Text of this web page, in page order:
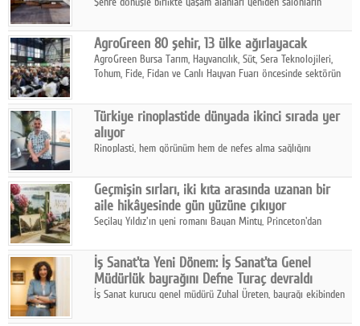
sonbaharın tasarım kodlarını açıklıyor.
AgroGreen 80 şehir, 13 ülke ağırlayacak
AgroGreen Bursa Tarım, Hayvancılık, Süt, Sera Teknolojileri,
Tohum, Fide, Fidan ve Canlı Hayvan Fuarı öncesinde sektörün
Türkiye rinoplastide dünyada ikinci sırada yer
alıyor
Rinoplasti, hem görünüm hem de nefes alma sağlığını
biri konumunda.
Geçmişin sırları, iki kıta arasında uzanan bir
aile hikâyesinde gün yüzüne çıkıyor
Seçilay Yıldız'ın yeni romanı Bayan Minty, Princeton'dan
katmanlı bir aile hikâyesi anlatıyor.
İş Sanat'ta Yeni Dönem: İş Sanat'ta Genel
Müdürlük bayrağını Defne Turaç devraldı
İş Sanat kurucu genel müdürü Zuhal Üreten, bayrağı ekibinden